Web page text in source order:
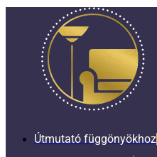
Útmutató függönyökhoz